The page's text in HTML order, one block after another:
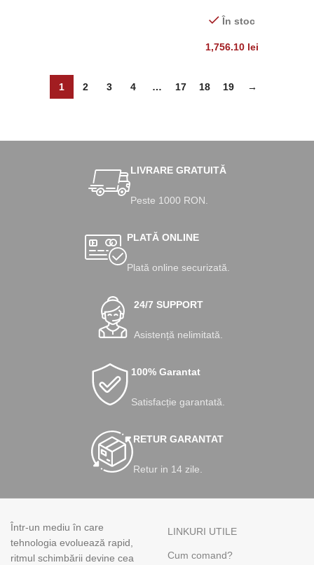
În stoc
1,756.10 lei
1 2 3 4 … 17 18 19 →
LIVRARE GRATUITĂ
Peste 1000 RON.
PLATĂ ONLINE
Plată online securizată.
24/7 SUPPORT
Asistență nelimitată.
100% Garantat
Satisfacție garantată.
RETUR GARANTAT
Retur in 14 zile.
Într-un mediu în care
tehnologia evoluează rapid,
ritmul schimbării devine cea
LINKURI UTILE
Cum comand?